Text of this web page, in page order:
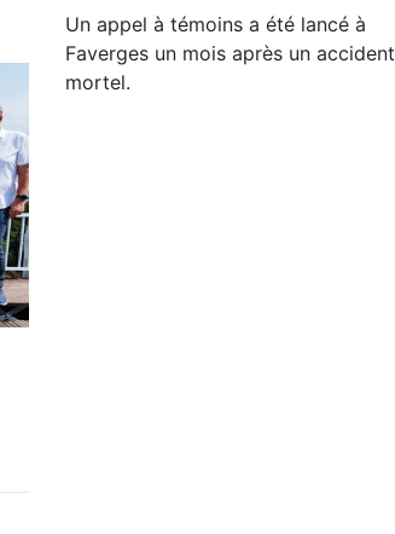
Un appel à témoins a été lancé à
Faverges un mois après un accident
mortel.